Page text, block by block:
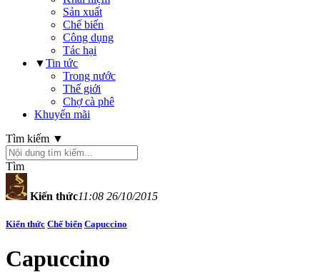
Sản xuất
Chế biến
Công dụng
Tác hại
▼Tin tức
Trong nước
Thế giới
Chợ cà phê
Khuyến mãi
Tìm kiếm ▼
Tìm
Kiến thức11:08 26/10/2015
Kiến thức Chế biến Capuccino
Capuccino